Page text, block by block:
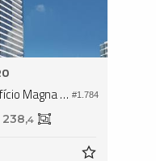
#1.784
Apartamento no Edifício Magna Tower
238,4